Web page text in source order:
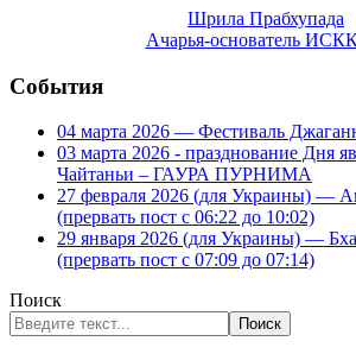
Шрила Прабхупада
Ачарья-основатель
События
04 марта 2026 — Фестиваль
03 марта 2026 - празднование Дня
Чайтаньи – ГАУРА ПУРНИМА
27 февраля 2026 (для Украины) —
(прервать пост с 06:22 до 10:02)
29 января 2026 (для Украины) —
(прервать пост с 07:09 до 07:14)
Поиск
Поиск